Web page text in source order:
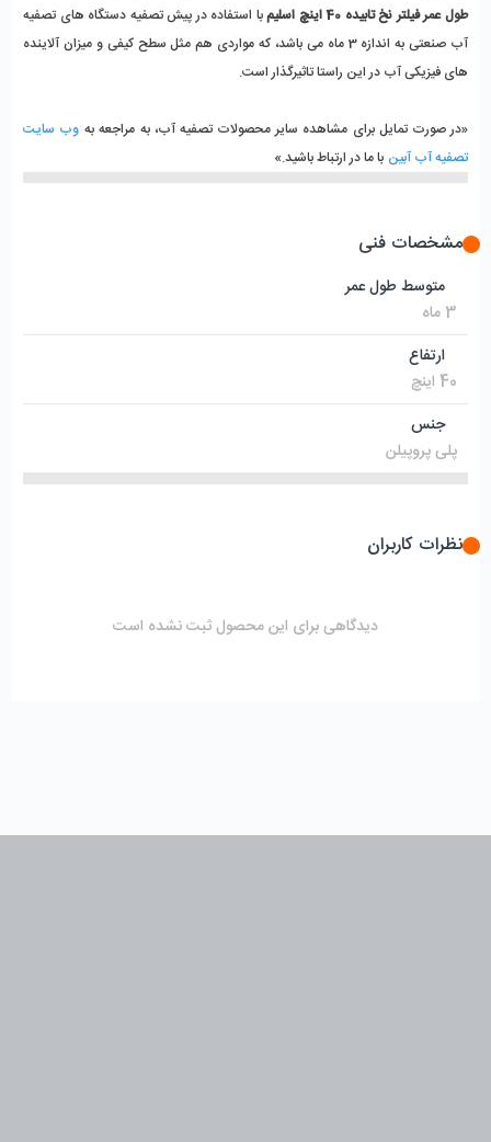
طول عمر فیلتر نخ تابیده 40 اینچ اسلیم
با استفاده در پیش تصفیه دستگاه های تصفیه
آب صنعتی به اندازه 3 ماه می باشد، که مواردی هم مثل سطح کیفی و میزان آلاینده
های فیزیکی آب در این راستا تاثیرگذار است.
«در صورت تمایل برای مشاهده سایر محصولات تصفیه آب، به مراجعه به وب سایت
تصفیه آب آبین با ما در ارتباط باشید.»
مشخصات فنی
متوسط طول عمر
3 ماه
ارتفاع
40 اینچ
جنس
پلی پروپیلن
نظرات کاربران
دیدگاهی برای این محصول ثبت نشده است